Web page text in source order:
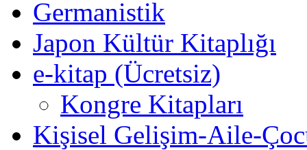
Germanistik
Japon Kültür Kitaplığı
e-kitap (Ücretsiz)
Kongre Kitapları
Kişisel Gelişim-Aile-